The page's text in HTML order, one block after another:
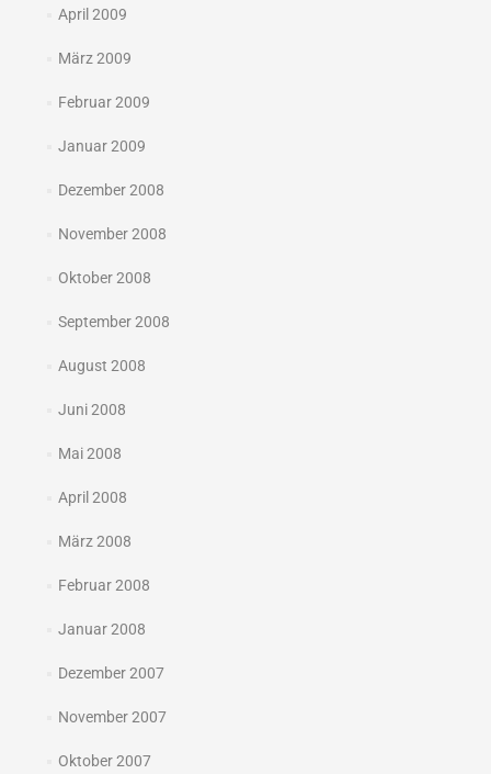
April 2009
März 2009
Februar 2009
Januar 2009
Dezember 2008
November 2008
Oktober 2008
September 2008
August 2008
Juni 2008
Mai 2008
April 2008
März 2008
Februar 2008
Januar 2008
Dezember 2007
November 2007
Oktober 2007